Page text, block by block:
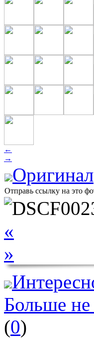
←
→
Оригинал
Отправь ссылку на это
«
»
Больше не
(0)